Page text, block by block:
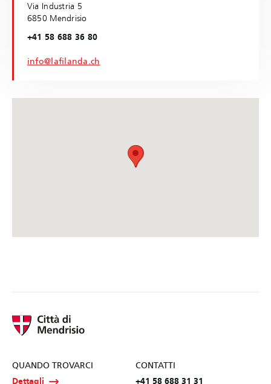
Via Industria 5
6850 Mendrisio
+41 58 688 36 80
info@lafilanda.ch
QUANDO TROVARCI
Dettagli
CONTATTI
+41 58 688 31 31